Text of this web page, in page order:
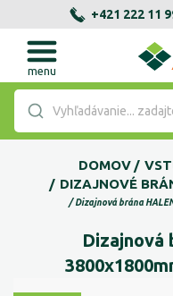
+421 222 11
menu
Vyhľadávanie...
DOMOV
DIZAJNOVÉ
Dizajnová brána
Dizajnová